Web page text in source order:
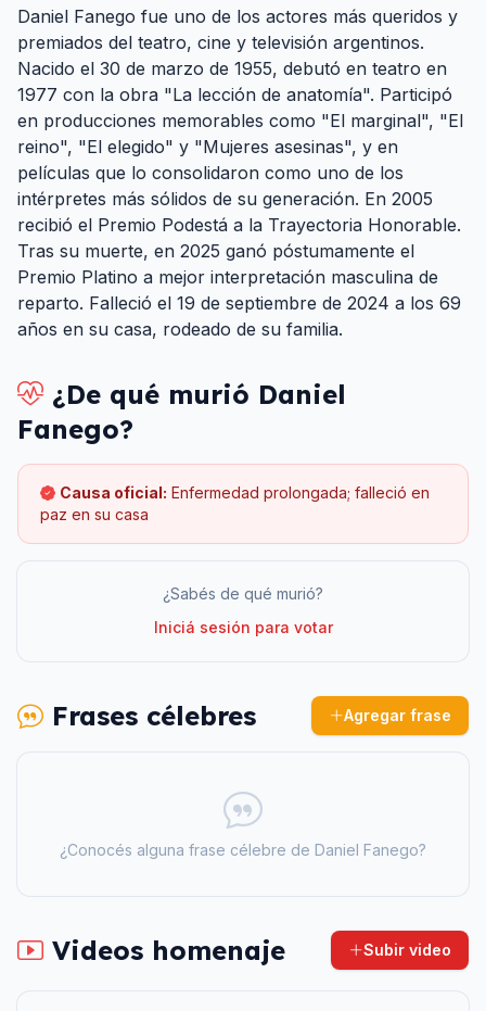
Daniel Fanego fue uno de los actores más queridos y
premiados del teatro, cine y televisión argentinos.
Nacido el 30 de marzo de 1955, debutó en teatro en
1977 con la obra "La lección de anatomía". Participó
en producciones memorables como "El marginal", "El
reino", "El elegido" y "Mujeres asesinas", y en
películas que lo consolidaron como uno de los
intérpretes más sólidos de su generación. En 2005
recibió el Premio Podestá a la Trayectoria Honorable.
Tras su muerte, en 2025 ganó póstumamente el
Premio Platino a mejor interpretación masculina de
reparto. Falleció el 19 de septiembre de 2024 a los 69
años en su casa, rodeado de su familia.
¿De qué murió Daniel
Fanego?
Causa oficial: Enfermedad prolongada; falleció en
paz en su casa
¿Sabés de qué murió?
Iniciá sesión para votar
Frases célebres Agregar frase
¿Conocés alguna frase célebre de Daniel Fanego?
Videos homenaje Subir video